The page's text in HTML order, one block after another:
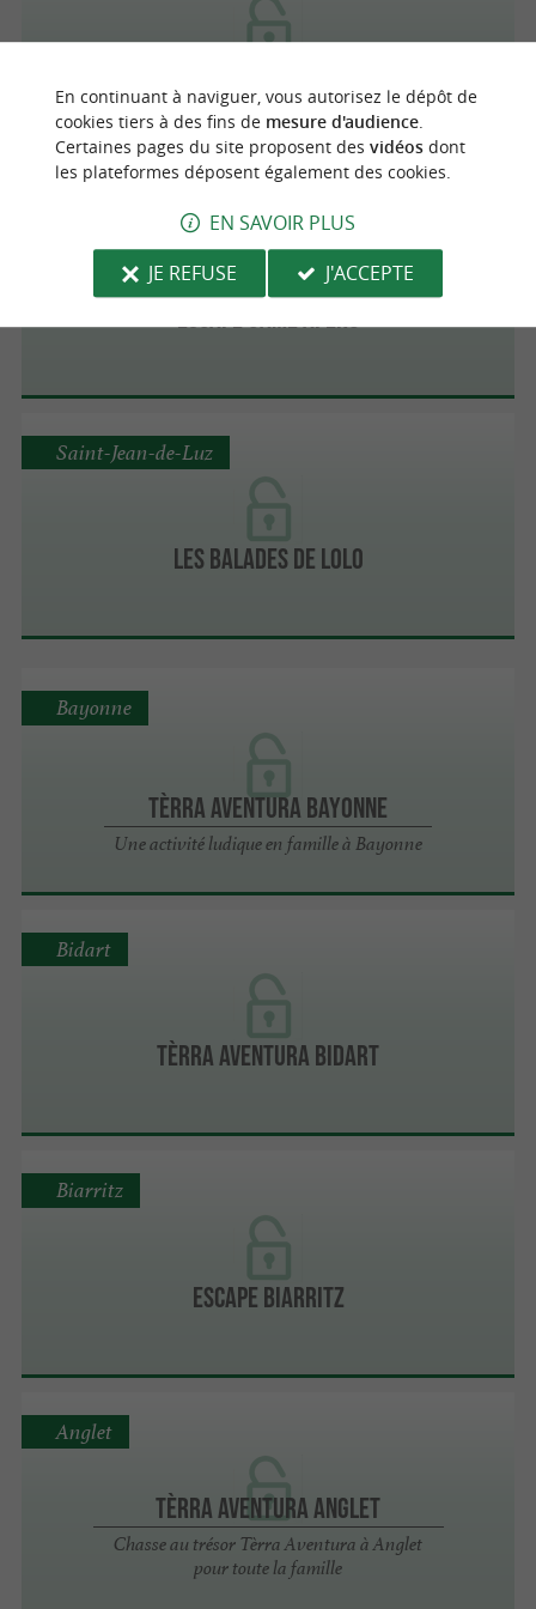
Les Balades de Lolo
Saint-Jean-de-Luz
Tèrra Aventura Bayonne
Une activité ludique en famille à Bayonne
Bayonne
Tèrra Aventura Bidart
Bidart
ESCAPE BIARRITZ
Biarritz
Tèrra Aventura Anglet
Chasse au trésor Tèrra Aventura à Anglet
pour toute la famille
Anglet
En continuant à naviguer, vous autorisez le dépôt de
cookies tiers à des fins de mesure d'audience.
Certaines pages du site proposent des vidéosdont
les plateformes déposent également des cookies.
EN SAVOIR PLUS
JE REFUSE
J'ACCEPTE